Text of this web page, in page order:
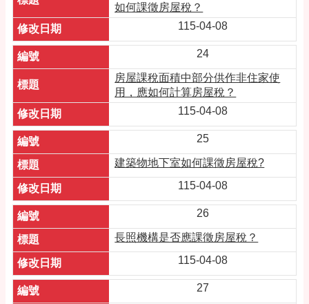
如何課徵房屋稅？
115-04-08
24
房屋課稅面積中部分供作非住家使
用，應如何計算房屋稅？
115-04-08
25
建築物地下室如何課徵房屋稅?
115-04-08
26
長照機構是否應課徵房屋稅？
115-04-08
27